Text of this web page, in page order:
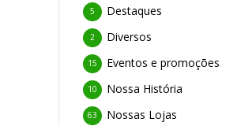
Destaques
5
Diversos
2
Eventos e promoções
15
Nossa História
10
Nossas Lojas
63